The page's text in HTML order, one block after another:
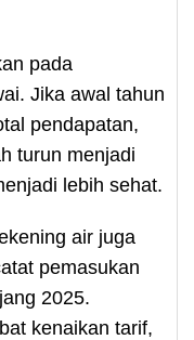
pada
Jika awal tahun
pendapatan,
turun menjadi
lebih sehat.
air juga
pemasukan
2025.
kenaikan tarif,